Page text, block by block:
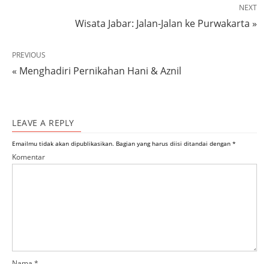
NEXT
Wisata Jabar: Jalan-Jalan ke Purwakarta »
PREVIOUS
« Menghadiri Pernikahan Hani & Aznil
LEAVE A REPLY
Emailmu tidak akan dipublikasikan. Bagian yang harus diisi ditandai dengan *
Komentar